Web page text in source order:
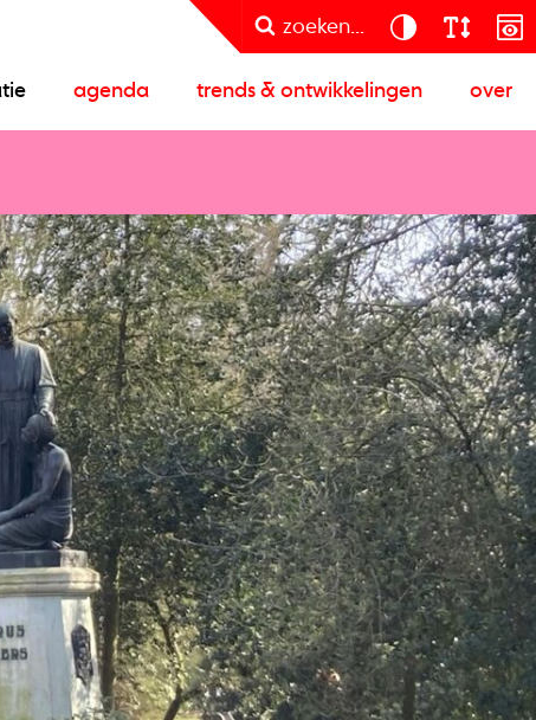
zoeken...
agenda trends & ontwikkelingen over